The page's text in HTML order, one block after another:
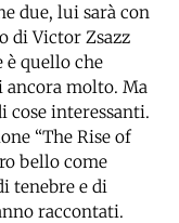
due, lui sarà con
di Victor Zsazz
è quello che
ancora molto. Ma
cose interessanti.
“The Rise of
bello come
tenebre e di
raccontati.